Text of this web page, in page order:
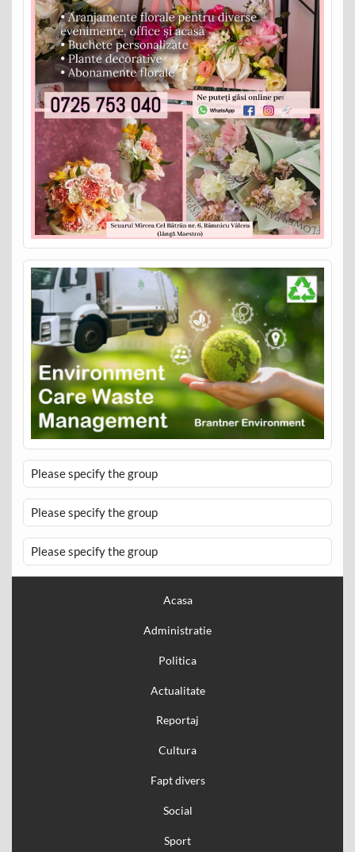
Please specify the group
Please specify the group
Please specify the group
Acasa
Administratie
Politica
Actualitate
Reportaj
Cultura
Fapt divers
Social
Sport